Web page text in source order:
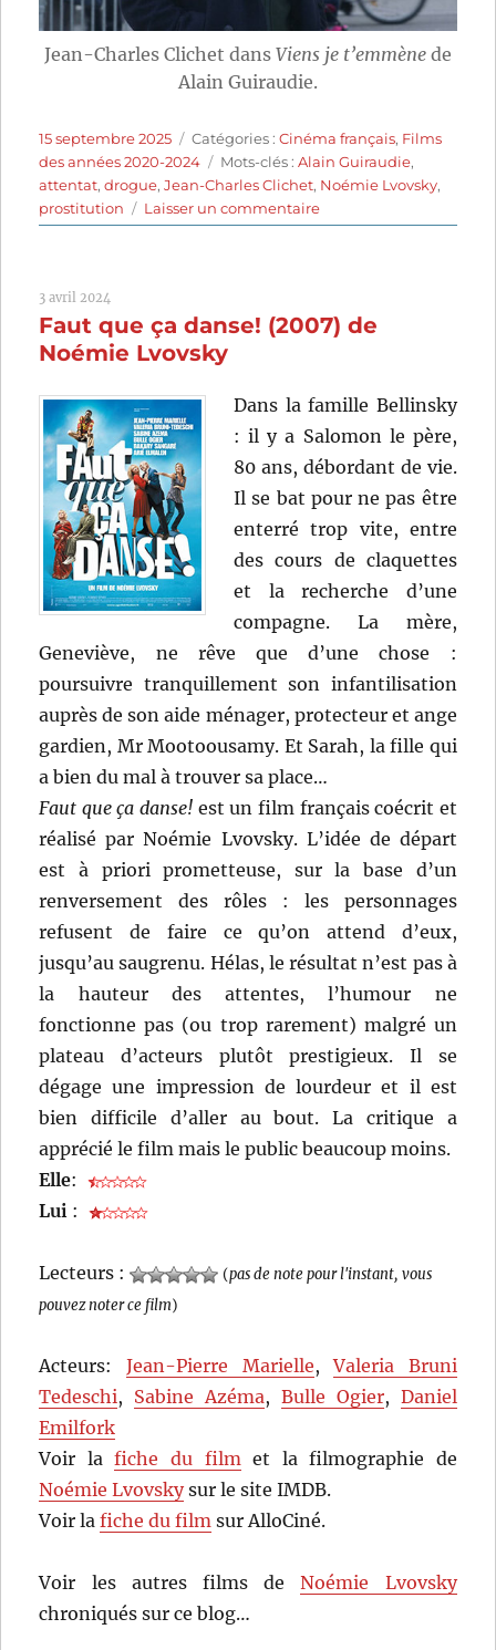
Jean-Charles Clichet dans Viens je t’emmène de
Alain Guiraudie.
Publié
le
15 septembre 2025 Catégories
Catégories :Cinéma français, Films
des années 2020-2024
Étiquettes
Mots-clés :Alain Guiraudie,
attentat,drogue,Jean-Charles Clichet, Noémie Lvovsky,
prostitution
Laisser un commentairesur
Viens
de
3 avril 2024
Faut que ça danse! (2007) de
Noémie Lvovsky
Dans la famille Bellinsky
: il y a Salomon le père,
80 ans, débordant de vie.
Il se bat pour ne pas être
enterré trop vite, entre
des cours de claquettes
et la recherche d’une
compagne. La mère,
Geneviève, ne rêve que d’une chose :
poursuivre tranquillement son infantilisation
auprès de son aide ménager, protecteur et ange
gardien, Mr Mootoousamy. Et Sarah, la fille qui
a bien du mal à trouver sa place…
Faut que ça danse! est un film français coécrit et
réalisé par Noémie Lvovsky. L’idée de départ
est à priori prometteuse, sur la base d’un
renversement des rôles : les personnages
refusent de faire ce qu’on attend d’eux,
jusqu’au saugrenu. Hélas, le résultat n’est pas à
la hauteur des attentes, l’humour ne
fonctionne pas (ou trop rarement) malgré un
plateau d’acteurs plutôt prestigieux. Il se
dégage une impression de lourdeur et il est
bien difficile d’aller au bout. La critique a
apprécié le film mais le public beaucoup moins.
Elle:
Lui :
Lecteurs : (pas de note pour l'instant, vous
pouvez noter ce film)
Acteurs: Jean-Pierre Marielle,Valeria Bruni
Tedeschi, Sabine Azéma, Bulle Ogier, Daniel
Emilfork
Voir lafiche du filmet la filmographie de
Noémie Lvovskysur le site IMDB.
Voir lafiche du film sur AlloCiné.
Voir les autres films deNoémie Lvovsky
chroniqués sur ce blog…